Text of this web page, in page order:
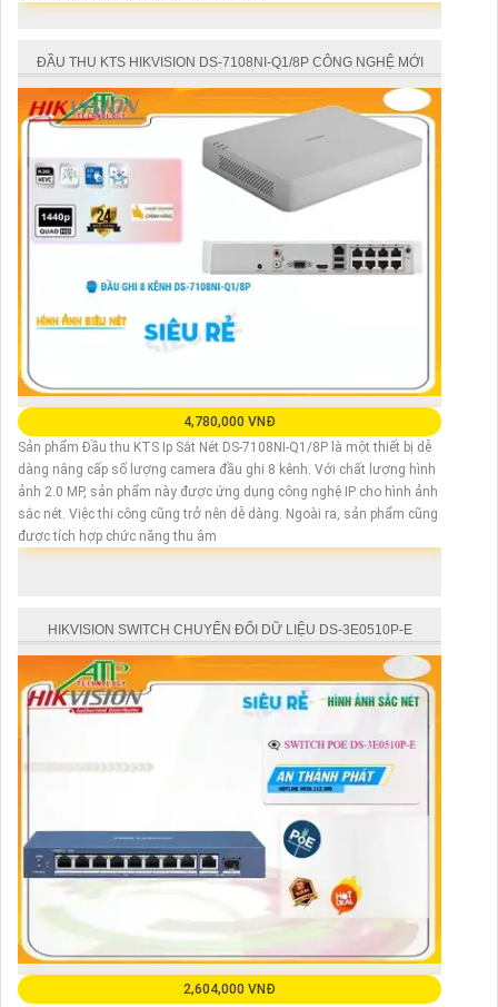
ĐẦU THU KTS HIKVISION DS-7108NI-Q1/8P CÔNG NGHỆ MỚI
4,780,000 VNĐ
Sản phẩm Đầu thu KTS Ip Sắt Nét DS-7108NI-Q1/8P là một thiết bị dễ
dàng nâng cấp số lượng camera đầu ghi 8 kênh. Với chất lượng hình
ảnh 2.0 MP, sản phẩm này được ứng dụng công nghệ IP cho hình ảnh
sắc nét. Việc thi công cũng trở nên dễ dàng. Ngoài ra, sản phẩm cũng
được tích hợp chức năng thu âm
HIKVISION SWITCH CHUYỂN ĐỔI DỮ LIỆU DS-3E0510P-E
2,604,000 VNĐ